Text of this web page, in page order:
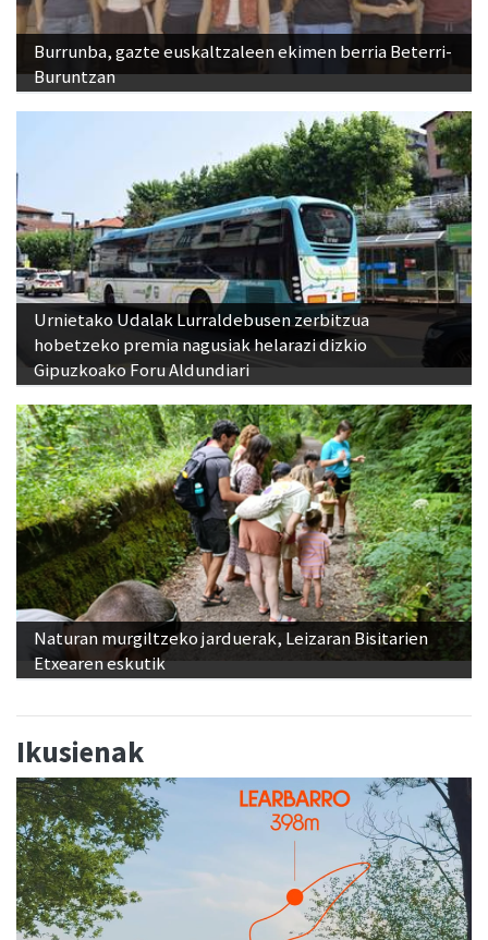
Burrunba, gazte euskaltzaleen ekimen berria Beterri-
Buruntzan
Urnietako Udalak Lurraldebusen zerbitzua
hobetzeko premia nagusiak helarazi dizkio
Gipuzkoako Foru Aldundiari
Naturan murgiltzeko jarduerak, Leizaran Bisitarien
Etxearen eskutik
Ikusienak